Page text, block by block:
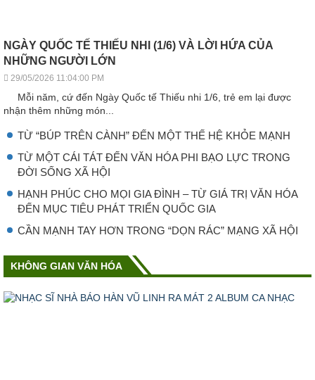
NGÀY QUỐC TẾ THIẾU NHI (1/6) VÀ LỜI HỨA CỦA
NHỮNG NGƯỜI LỚN
29/05/2026 11:04:00 PM
Mỗi năm, cứ đến Ngày Quốc tế Thiếu nhi 1/6, trẻ em lại được
nhận thêm những món...
TỪ “BÚP TRÊN CÀNH” ĐẾN MỘT THẾ HỆ KHỎE MẠNH
TỪ MỘT CÁI TÁT ĐẾN VĂN HÓA PHI BẠO LỰC TRONG
ĐỜI SỐNG XÃ HỘI
HẠNH PHÚC CHO MỌI GIA ĐÌNH – TỪ GIÁ TRỊ VĂN HÓA
ĐẾN MỤC TIÊU PHÁT TRIỂN QUỐC GIA
CẦN MẠNH TAY HƠN TRONG “DỌN RÁC” MẠNG XÃ HỘI
KHÔNG GIAN VĂN HÓA